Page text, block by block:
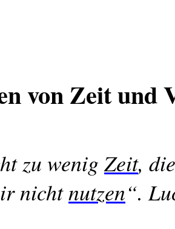
von Zeit und
zu wenigZeit,
nichtnutzen“.